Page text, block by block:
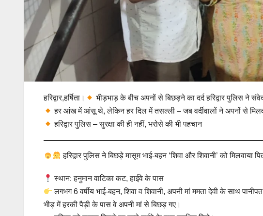
हरिद्वार,हर्षिता।
भीड़भाड़ के बीच अपनों से बिछड़ने का दर्द हरिद्वार पुलिस ने
हर आंख में आंसू थे, लेकिन हर दिल में तसल्ली – जब वर्दीवालों ने अपनों से
हरिद्वार पुलिस – सुरक्षा की ही नहीं, भरोसे की भी पहचान
हरिद्वार पुलिस ने बिछड़े मासूम भाई-बहन ‘शिवा और शिवानी’ को मिलवाया
स्थान: हनुमान वाटिका कट, हाईवे के पास
लगभग 6 वर्षीय भाई-बहन, शिवा व शिवानी, अपनी मां ममता देवी के साथ
भीड़ में हरकी पैड़ी के पास वे अपनी मां से बिछड़ गए।